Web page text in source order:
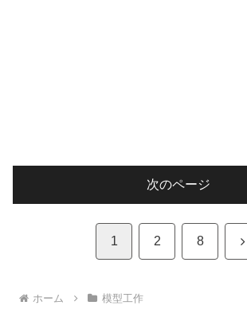
次のページ
1 2 8 次
ホーム 模型工作